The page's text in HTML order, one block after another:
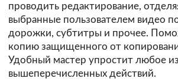
проводить редактирование,
выбранные пользователем видео
дорожки, субтитры и прочее.
копию защищенного от
Удобный мастер упростит любое из
вышеперечисленных действий.